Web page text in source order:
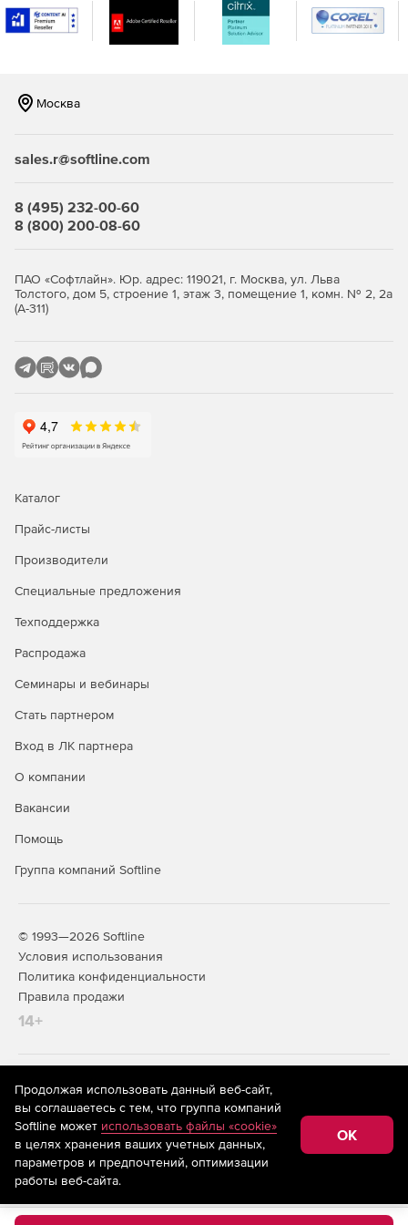
Москва
sales.r@softline.com
8 (495) 232-00-60
8 (800) 200-08-60
ПАО «Софтлайн». Юр. адрес: 119021, г. Москва, ул. Льва
Толстого, дом 5, строение 1, этаж 3, помещение 1, комн. № 2, 2а
(А-311)
Каталог
Прайс-листы
Производители
Специальные предложения
Техподдержка
Распродажа
Семинары и вебинары
Стать партнером
Вход в ЛК партнера
О компании
Вакансии
Помощь
Группа компаний Softline
© 1993—2026 Softline
Условия использования
Политика конфиденциальности
Правила продажи
14+
На информационном ресурсе store.softline.ru применяются
рекомендательные технологии
(информационные технологии
предоставления информации на основе сбора,
систематизации и анализа сведений, относящихся к
предпочтениям пользователей сети «Интернет»,
находящихся на территории Российской Федерации)
Продолжая использовать данный веб-сайт,
вы соглашаетесь с тем, что группа компаний
Softline может использовать файлы «cookie»
в целях хранения ваших учетных данных,
параметров и предпочтений, оптимизации
работы веб-сайта.
OK